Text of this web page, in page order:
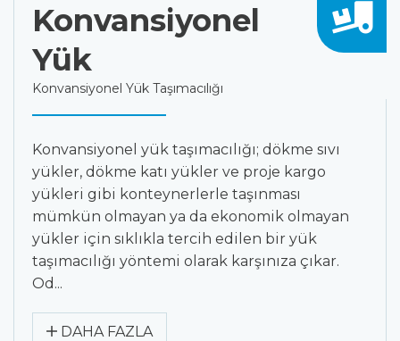
Konvansiyonel
Yük
Konvansiyonel Yük Taşımacılığı
Konvansiyonel yük taşımacılığı; dökme sıvı
yükler, dökme katı yükler ve proje kargo
yükleri gibi konteynerlerle taşınması
mümkün olmayan ya da ekonomik olmayan
yükler için sıklıkla tercih edilen bir yük
taşımacılığı yöntemi olarak karşınıza çıkar.
Od...
DAHA FAZLA